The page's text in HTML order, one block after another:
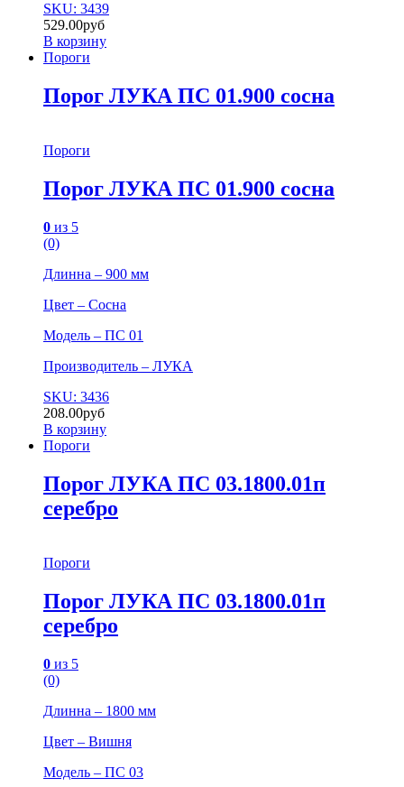
SKU: 3439
529.00руб
В корзину
Пороги
Порог ЛУКА ПС 01.900 сосна
Пороги
Порог ЛУКА ПС 01.900 сосна
0 из 5
(0)
Длинна – 900 мм
Цвет – Сосна
Модель – ПС 01
Производитель – ЛУКА
SKU: 3436
208.00руб
В корзину
Пороги
Порог ЛУКА ПС 03.1800.01п
серебро
Пороги
Порог ЛУКА ПС 03.1800.01п
серебро
0 из 5
(0)
Длинна – 1800 мм
Цвет – Вишня
Модель – ПС 03